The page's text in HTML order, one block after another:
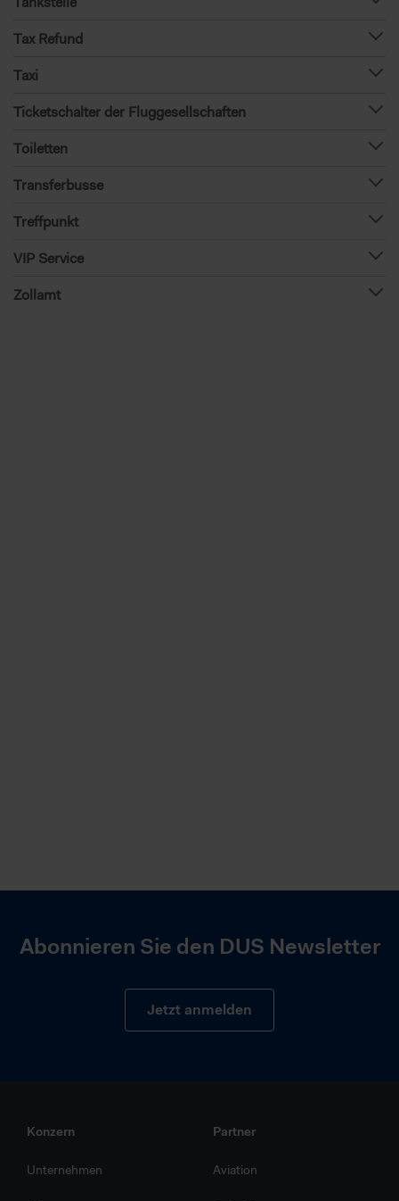
Tax Refund
Taxi
Ticketschalter der Fluggesellschaften
Toiletten
Transferbusse
Treffpunkt
VIP Service
Zollamt
Abonnieren Sie den DUS Newsletter
Jetzt anmelden
Konzern
Unternehmen
Partner
Aviation